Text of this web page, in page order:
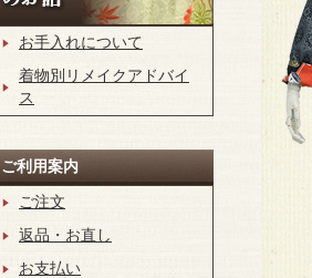
お手入れについて
着物別リメイクアドバイ
ス
ご利用案内
ご注文
返品・お直し
お支払い